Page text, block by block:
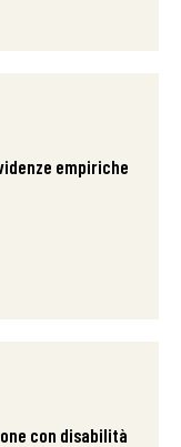
empiriche
con disabilità